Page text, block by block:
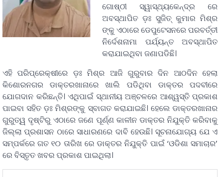
ଗୋଷ୍ଠୀ ସ୍ୱାସ୍ଥ୍ୟକେନ୍ଦ୍ର ରେ
ଅବସ୍ଥାପିତ ଡ଼ଃ ସୁଜିତ୍ କୁମାର ମିଶ୍ର
ଙ୍କୁ ଏଠାରେ ଡେପୁଟେସନରେ ପରବର୍ତ୍ତୀ
ନିର୍ଦେଶନାମା ପର୍ଯ୍ୟନ୍ତ ଅବସ୍ଥାପିତ
କରାଯାଇଥିବା ଜଣାପଡିଛି।
ଏହି ପରିପ୍ରେକ୍ଷୀରେ ଡ଼ଃ ମିଶ୍ର ଆଜି ଗୁରୁବାର ଦିନ ଆଠଦିନ ହେଲା
କିଶୋରନଗର ଡାକ୍ତରଖାନାରେ ଖାଲି ପଡିଥିବା ଡାକ୍ତର ପଦବୀରେ
ଯୋଗଦାନ କରିଛନ୍ତି। ଏଥିପାଇଁ ସ୍ଥାନୀୟ ଅଞ୍ଚଳରେ ଆଶ୍ୱସ୍ତି ପ୍ରକାଶ
ପାଇବା ସହିତ ଡ଼ଃ ମିଶ୍ରଙ୍କୁ ସ୍ବାଗତ କରାଯାଇଛି। ହେଲେ ଡାକ୍ତରଖାନାର
ଗୁରୁତ୍ୱ ଦୃଷ୍ଟିରୁ ଏଠାରେ ଜଣେ ପୂର୍ଣ୍ଣ କାଳୀନ ଡାକ୍ତର ନିଯୁକ୍ତି କରିବାକୁ
ଜିଲ୍ଲା ପ୍ରଶାସନ ଠାରେ ସାଧାରଣରେ ଦାବି ହେଉଛି। ସୂଚନାଯୋଗ୍ୟ ଯେ ଏ
ସମ୍ପର୍କରେ ଗତ ୧୦ ତାରିଖ ରେ ଡାକ୍ତର ନିଯୁକ୍ତି ପାଇଁ ‘ଓଡିଶା ସମାଚାର’
ରେ ବିସ୍ତୃତ ଖବର ପ୍ରକାଶ ପାଇଥିଲା।